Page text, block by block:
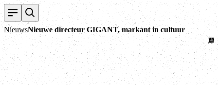
NieuwsNieuwe directeur GIGANT, markant in cultuur